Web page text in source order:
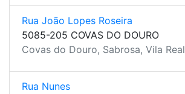
Rua João Lopes Roseira
5085-205 COVAS DO DOURO
Covas do Douro, Sabrosa, Vila Real
Rua Nunes